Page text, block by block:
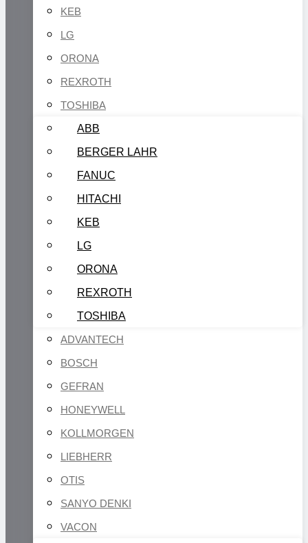
KEB
LG
ORONA
REXROTH
TOSHIBA
ABB
BERGER LAHR
FANUC
HITACHI
KEB
LG
ORONA
REXROTH
TOSHIBA
ADVANTECH
BOSCH
GEFRAN
HONEYWELL
KOLLMORGEN
LIEBHERR
OTIS
SANYO DENKI
VACON